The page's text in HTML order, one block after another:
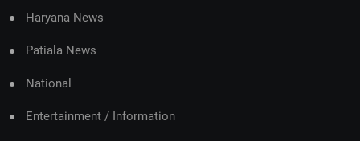
Haryana News
Patiala News
National
Entertainment / Information